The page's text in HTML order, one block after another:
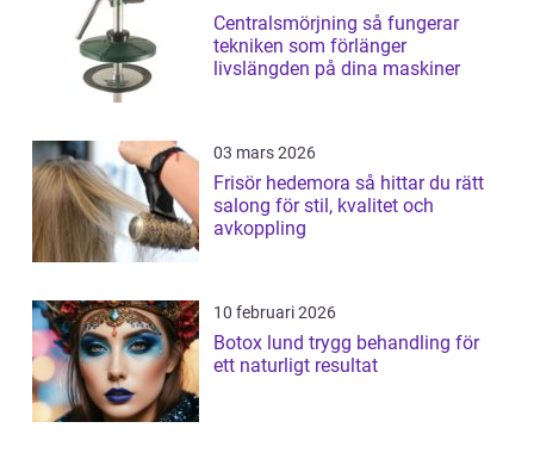
Centralsmörjning så fungerar
tekniken som förlänger
livslängden på dina maskiner
03 mars 2026
Frisör hedemora så hittar du rätt
salong för stil, kvalitet och
avkoppling
10 februari 2026
Botox lund trygg behandling för
ett naturligt resultat